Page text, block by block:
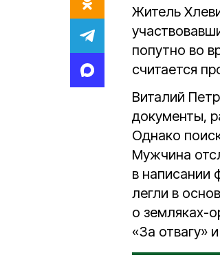
Житель
попутно во
считается
Виталий
документы,
Однако
Мужчина
в написании
легли в
о земляках-
«За отвагу»